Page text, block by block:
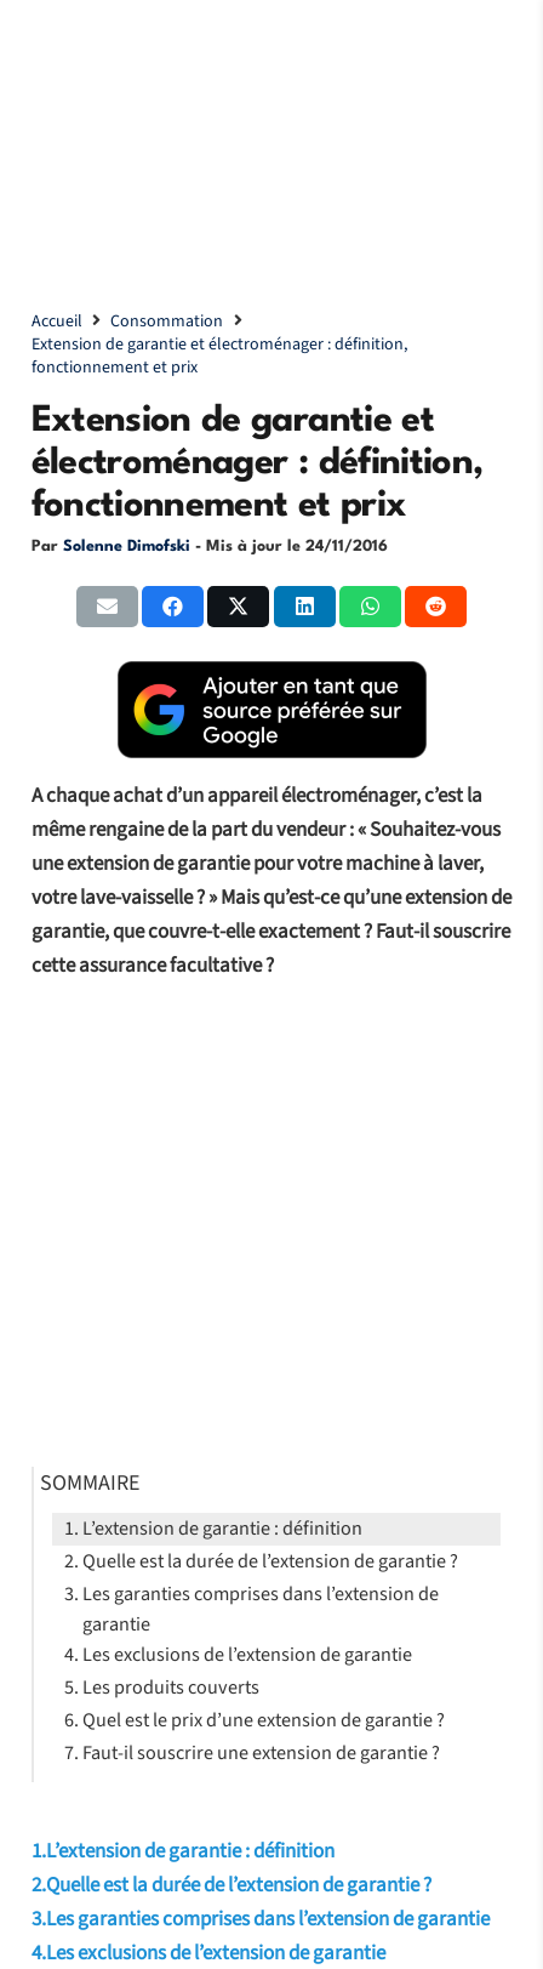
Accueil
Consommation
Extension de garantie et électroménager : définition,
fonctionnement et prix
Extension de garantie et
électroménager : définition,
fonctionnement et prix
Par Solenne Dimofski - Mis à jour le 24/11/2016
A chaque achat d’un appareil électroménager, c’est la
même rengaine de la part du vendeur : « Souhaitez-vous
une extension de garantie pour votre machine à laver,
votre lave-vaisselle ? » Mais qu’est-ce qu’une extension de
garantie, que couvre-t-elle exactement ? Faut-il souscrire
cette assurance facultative ?
1.L’extension de garantie : définition
2.Quelle est la durée de l’extension de garantie ?
3.Les garanties comprises dans l’extension de garantie
4.Les exclusions de l’extension de garantie
SOMMAIRE
L’extension de garantie : définition
Quelle est la durée de l’extension de garantie ?
Les garanties comprises dans l’extension de
garantie
Les exclusions de l’extension de garantie
Les produits couverts
Quel est le prix d’une extension de garantie ?
Faut-il souscrire une extension de garantie ?